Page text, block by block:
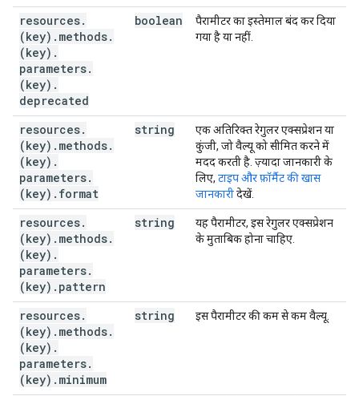
resources.
(key) . methods.
(key) .
parameters.
(key) .
deprecated
boolean
पैरामीटर का इस्तेमाल बंद कर दिया
गया है या नहीं.
resources.
(key) . methods.
(key) .
parameters.
(key) . format
string
एक अतिरिक्त रेगुलर एक्सप्रेशन या
कुंजी, जो वैल्यू को सीमित करने में
मदद करती है. ज़्यादा जानकारी के
लिए, टाइप और फ़ॉर्मैट की खास
जानकारीदेखें.
resources.
(key) . methods.
(key) .
parameters.
(key) . pattern
string
यह पैरामीटर, इस रेगुलर एक्सप्रेशन
के मुताबिक होना चाहिए.
resources.
(key) . methods.
(key) .
parameters.
(key) . minimum
string इस पैरामीटर की कम से कम वैल्यू.